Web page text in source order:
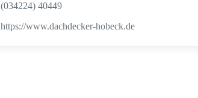
(034224) 40449
https://www.dachdecker-hobeck.de